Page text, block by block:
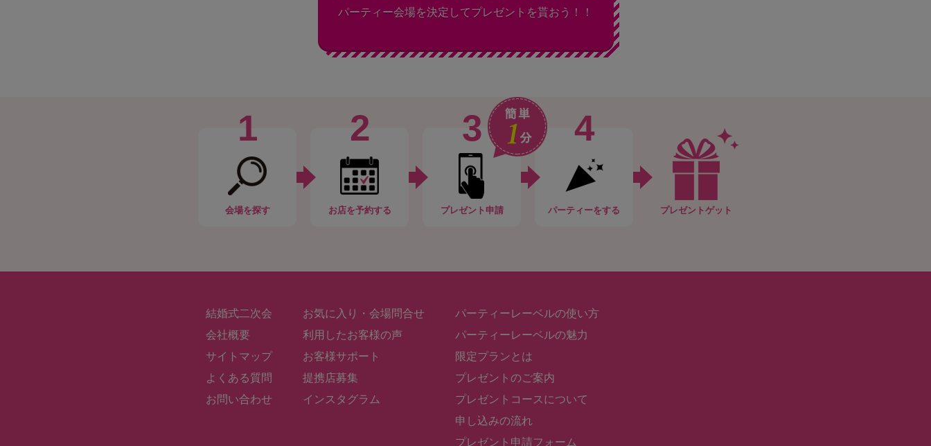
パーティー会場を決定してプレゼントを貰おう！！
1
会場を探す
2
お店を予約する
3
プレゼント申請
4
パーティーをする プレゼントゲット
結婚式二次会
会社概要
サイトマップ
よくある質問
お問い合わせ
お気に入り・会場問合せ
利用したお客様の声
お客様サポート
提携店募集
インスタグラム
パーティーレーベルの使い方
パーティーレーベルの魅力
限定プランとは
プレゼントのご案内
プレゼントコースについて
申し込みの流れ
プレゼント申請フォーム